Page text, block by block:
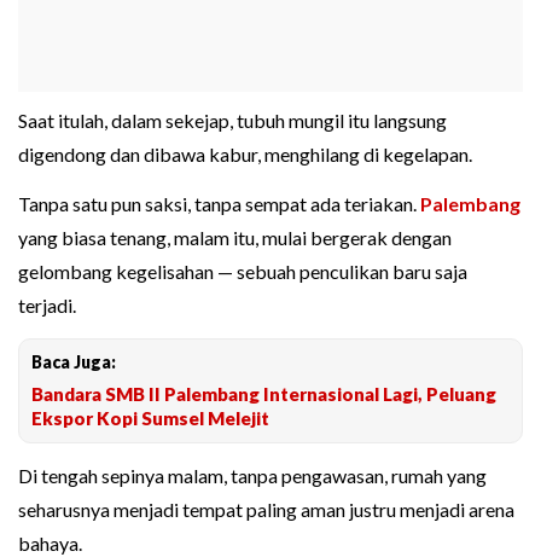
Saat itulah, dalam sekejap, tubuh mungil itu langsung
digendong dan dibawa kabur, menghilang di kegelapan.
Tanpa satu pun saksi, tanpa sempat ada teriakan. Palembang
yang biasa tenang, malam itu, mulai bergerak dengan
gelombang kegelisahan — sebuah penculikan baru saja
terjadi.
Baca Juga:
Bandara SMB II Palembang Internasional Lagi, Peluang
Ekspor Kopi Sumsel Melejit
Di tengah sepinya malam, tanpa pengawasan, rumah yang
seharusnya menjadi tempat paling aman justru menjadi arena
bahaya.